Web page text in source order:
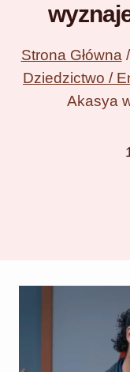
Strona Główna /
Dziedzictwo /
Akasya